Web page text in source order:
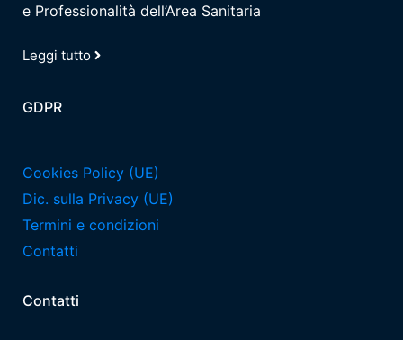
e Professionalità dell’Area Sanitaria
Leggi tutto
GDPR
Cookies Policy (UE)
Dic. sulla Privacy (UE)
Termini e condizioni
Contatti
Contatti